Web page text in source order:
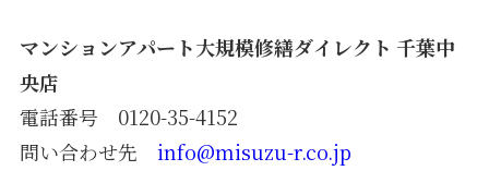
マンションアパート大規模修繕ダイレクト 千葉中
央店
電話番号 0120-35-4152
問い合わせ先 info@misuzu-r.co.jp